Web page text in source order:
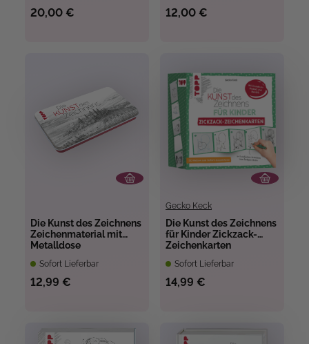
20,00 € 12,00 €
Die Kunst des Zeichnens
Zeichenmaterial mit
Metalldose
Sofort Lieferbar
12,99 €
Gecko Keck
Die Kunst des Zeichnens
für Kinder Zickzack-
Zeichenkarten
Sofort Lieferbar
14,99 €